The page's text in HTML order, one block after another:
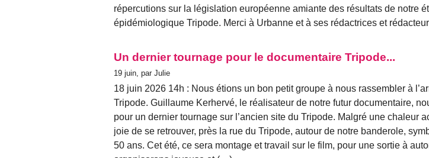
répercutions sur la législation européenne amiante des résultats de notre
épidémiologique Tripode. Merci à Urbanne et à ses rédactrices et
Un dernier tournage pour le documentaire Tripode...
19 juin, par Julie
18 juin 2026 14h : Nous étions un bon petit groupe à nous rassembler à
Tripode. Guillaume Kerhervé, le réalisateur de notre futur documentaire,
pour un dernier tournage sur l’ancien site du Tripode. Malgré une chaleur
joie de se retrouver, près la rue du Tripode, autour de notre banderole,
50 ans. Cet été, ce sera montage et travail sur le film, pour une sortie à